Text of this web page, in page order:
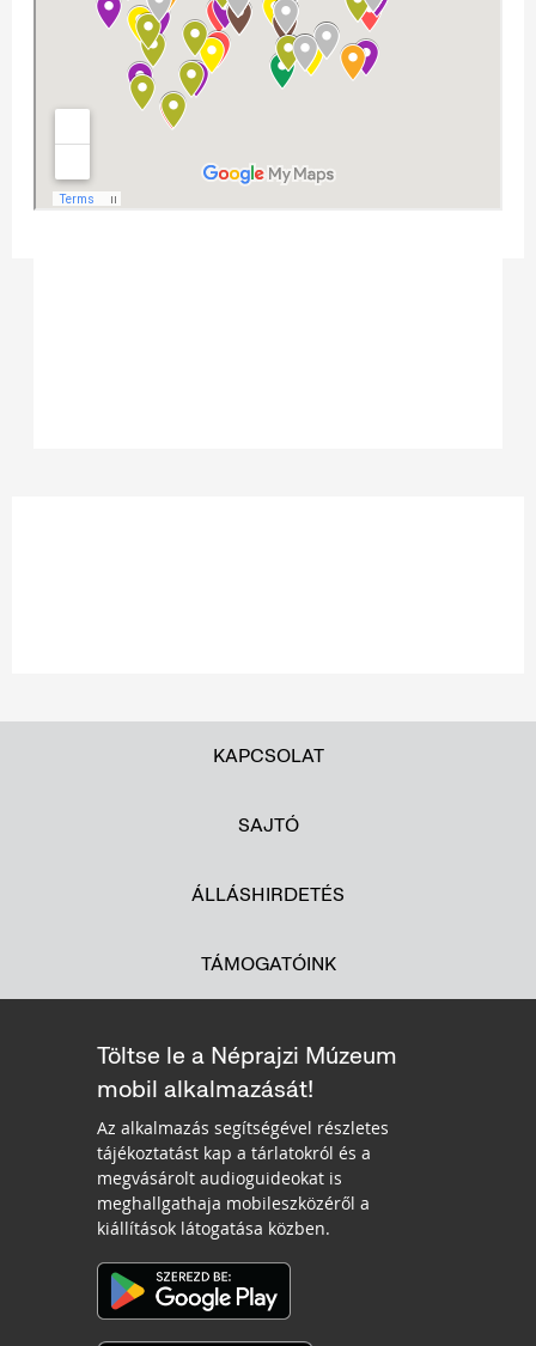
KAPCSOLAT
SAJTÓ
ÁLLÁSHIRDETÉS
TÁMOGATÓINK
Töltse le a Néprajzi Múzeum
mobil alkalmazását!
Az alkalmazás segítségével részletes
tájékoztatást kap a tárlatokról és a
megvásárolt audioguideokat is
meghallgathaja mobileszközéről a
kiállítások látogatása közben.